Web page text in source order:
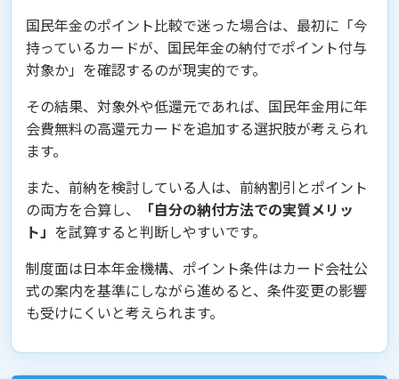
国民年金のポイント比較で迷った場合は、最初に「今
持っているカードが、国民年金の納付でポイント付与
対象か」を確認するのが現実的です。
その結果、対象外や低還元であれば、国民年金用に年
会費無料の高還元カードを追加する選択肢が考えられ
ます。
また、前納を検討している人は、前納割引とポイント
の両方を合算し、
「自分の納付方法での実質メリッ
ト」 を試算すると判断しやすいです。
制度面は日本年金機構、ポイント条件はカード会社公
式の案内を基準にしながら進めると、条件変更の影響
も受けにくいと考えられます。